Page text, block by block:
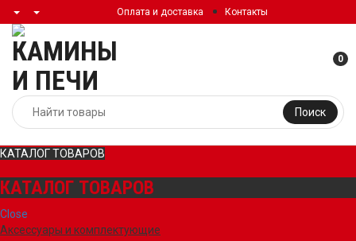
Оплата и доставка Контакты
Поиск
0
КАТАЛОГ ТОВАРОВ
КАТАЛОГ ТОВАРОВ
Close
Аксессуары и комплектующие